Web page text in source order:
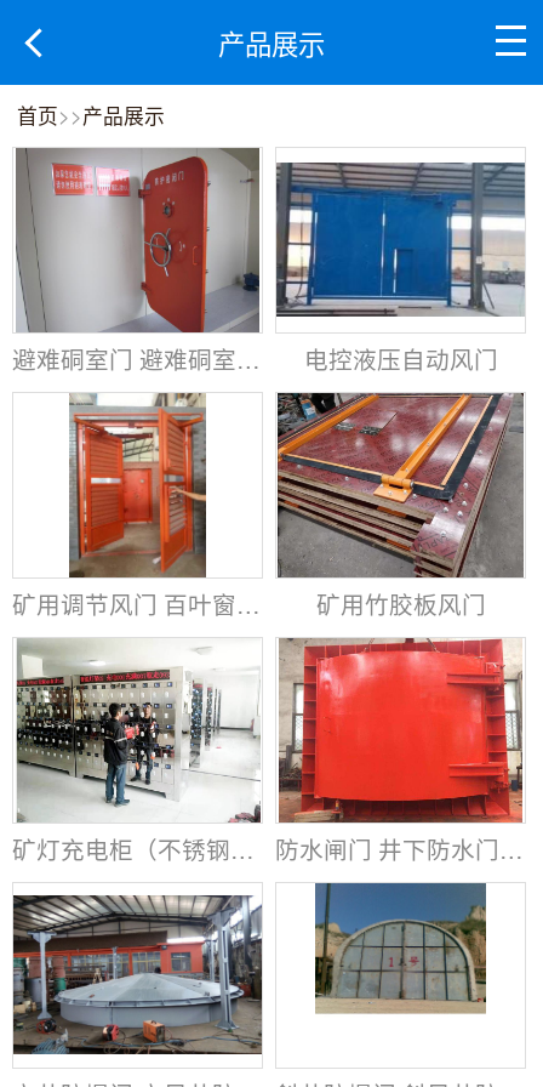
产品展示
首页>>产品展示
避难硐室门 避难硐室防护门 电控液压自动风门
矿用调节风门 百叶窗调节风门 矿用竹胶板风门
矿灯充电柜（不锈钢材质） 防水闸门 井下防水门 矿用防水闸门